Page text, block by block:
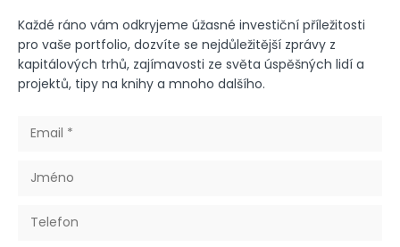
Každé ráno vám odkryjeme úžasné investiční příležitosti
pro vaše portfolio, dozvíte se nejdůležitější zprávy z
kapitálových trhů, zajímavosti ze světa úspěšných lidí a
projektů, tipy na knihy a mnoho dalšího.